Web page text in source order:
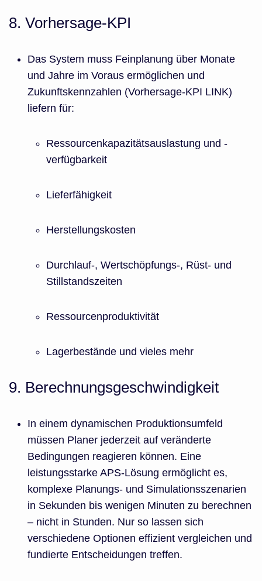
8. Vorhersage-KPI
Das System muss Feinplanung über Monate
und Jahre im Voraus ermöglichen und
Zukunftskennzahlen (Vorhersage-KPI LINK)
liefern für:
Ressourcenkapazitätsauslastung und -
verfügbarkeit
Lieferfähigkeit
Herstellungskosten
Durchlauf-, Wertschöpfungs-, Rüst- und
Stillstandszeiten
Ressourcenproduktivität
Lagerbestände und vieles mehr
9. Berechnungsgeschwindigkeit
In einem dynamischen Produktionsumfeld
müssen Planer jederzeit auf veränderte
Bedingungen reagieren können. Eine
leistungsstarke APS-Lösung ermöglicht es,
komplexe Planungs- und Simulationsszenarien
in Sekunden bis wenigen Minuten zu berechnen
– nicht in Stunden. Nur so lassen sich
verschiedene Optionen effizient vergleichen und
fundierte Entscheidungen treffen.